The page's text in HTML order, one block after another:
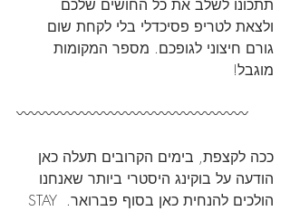
תתכונו לשלב את כל החושים שלכם
ולצאת לטריפ פסיכדלי בלי לקחת שום
גורם חיצוני לגופכם. מספר המקומות
מוגבל!
〰️〰️〰️〰️〰️〰️〰️〰️〰️〰️〰️〰️〰️〰️〰️〰️
ככה לקצפת, בימים הקרובים תעלה כאן
הודעה על בוקינג היסטרי ביותר שאנחנו
הולכים להנחית כאן בסוף פברואר. STAY